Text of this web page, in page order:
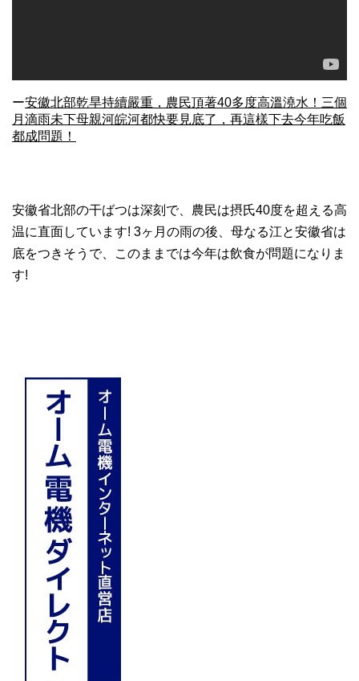
ー安徽北部乾旱持續嚴重，農民頂著40多度高溫澆水！三個
月滴雨未下母親河皖河都快要見底了，再這樣下去今年吃飯
都成問題！
安徽省北部の干ばつは深刻で、農民は摂氏40度を超える高
温に直面しています! 3ヶ月の雨の後、母なる江と安徽省は
底をつきそうで、このままでは今年は飲食が問題になりま
す!